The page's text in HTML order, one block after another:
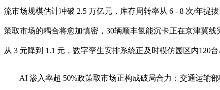
流市场规模估计冲破 2.5 万亿元，库存周转率从 6 - 8 次/年提
策取市场的耦合将愈加慎密，30辆顺丰氢能沉卡正在京津冀
从 3 元降到 1.1 元，数字孪生安排系统正及时模仿园区内120
AI 渗入率超 50%政策取市场正构成破局合力：交通运输部